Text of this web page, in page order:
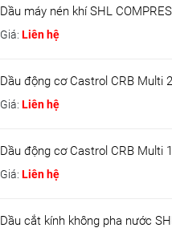
Dầu máy nén khí SHL
Giá: Liên hệ
Dầu động cơ Castrol CRB Multi
Giá: Liên hệ
Dầu động cơ Castrol CRB Multi
Giá: Liên hệ
Dầu cắt kính không pha nước